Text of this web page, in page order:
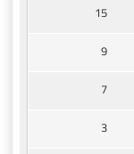
15
9
7
3